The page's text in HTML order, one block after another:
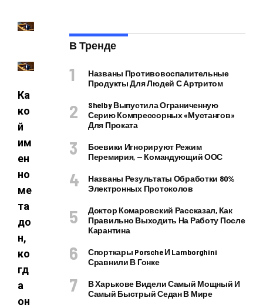
Ка
ко
й
им
ен
но
ме
та
до
н,
ко
гд
а
он
В Тренде
Названы Противовоспалительные
Продукты Для Людей С Артритом
Shelby Выпустила Ограниченную
Серию Компрессорных «Мустангов»
Для Проката
Боевики Игнорируют Режим
Перемирия, — Командующий ООС
Названы Результаты Обработки 80%
Электронных Протоколов
Доктор Комаровский Рассказал, Как
Правильно Выходить На Работу После
Карантина
Спорткары Porsche И Lamborghini
Сравнили В Гонке
В Харькове Видели Самый Мощный И
Самый Быстрый Седан В Мире